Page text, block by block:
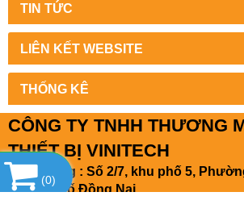
TIN TỨC
LIÊN KẾT WEBSITE
THỐNG KÊ
CÔNG TY TNHH THƯƠNG
THIẾT BỊ VINITECH
Văn phòng : Số 2/7, khu phố 5,
Thành phố Đồng Nai
(0)